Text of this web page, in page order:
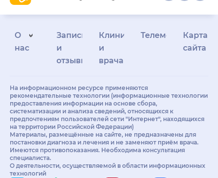
О
нас
Запись
и
отзывы
Клиникам
и
врачам
Телемедицина
Карта
сайта
На информационном ресурсе применяются
рекомендательные технологии (информационные технологии
предоставления информации на основе сбора,
систематизации и анализа сведений, относящихся к
предпочтениям пользователей сети "Интернет", находящихся
на территории Российской Федерации)
Материалы, размещённые на сайте, не предназначены для
постановки диагноза и лечения и не заменяют приём врача.
Имеются противопоказания. Необходима консультация
специалиста.
О деятельности, осуществляемой в области информационных
технологий